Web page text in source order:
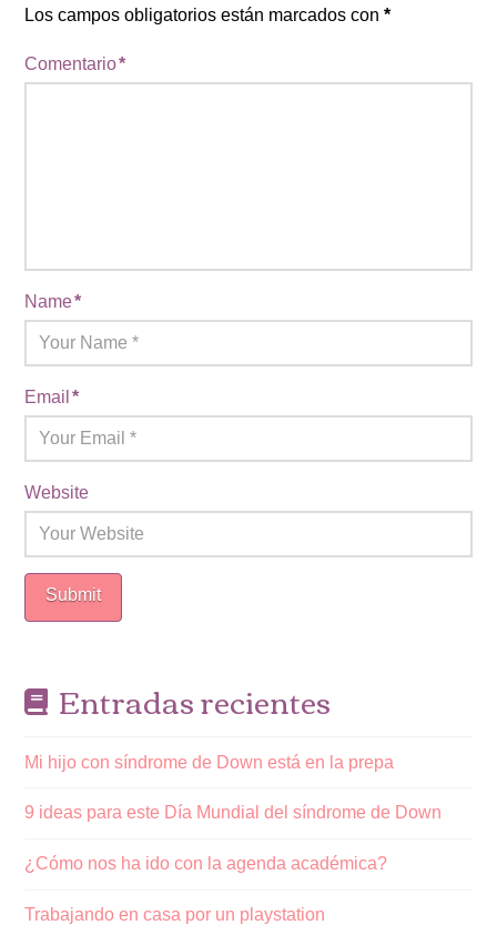
Los campos obligatorios están marcados con*
Comentario*
Name*
Email*
Website
Entradas recientes
Mi hijo con síndrome de Down está en la prepa
9 ideas para este Día Mundial del síndrome de Down
¿Cómo nos ha ido con la agenda académica?
Trabajando en casa por un playstation